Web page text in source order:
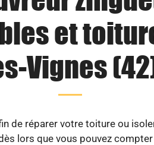
et
Vignes
de réparer votre toiture ou
lors que vous pouvez